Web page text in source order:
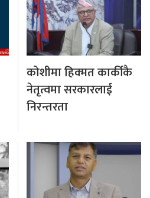
कोशीमा हिक्मत कार्कीकै
नेतृत्वमा सरकारलाई
निरन्तरता